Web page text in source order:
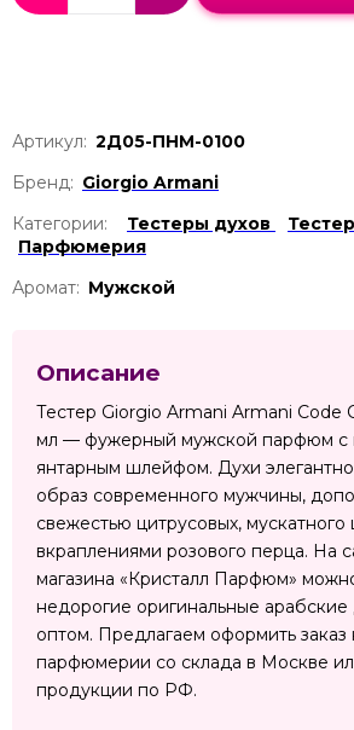
Артикул: 2Д05-ПНМ-0100
Бренд: Giorgio Armani
Категории:
Тестеры духов
Парфюмерия
Аромат: Мужской
Описание
Тестер Giorgio Armani Armani Code
мл — фужерный мужской парфюм с
янтарным шлейфом. Духи
образ современного мужчины,
свежестью цитрусовых,
вкраплениями розового перца. На
магазина «Кристалл Парфюм»
недорогие оригинальные
оптом. Предлагаем оформить заказ
парфюмерии со склада в Москве
продукции по РФ.